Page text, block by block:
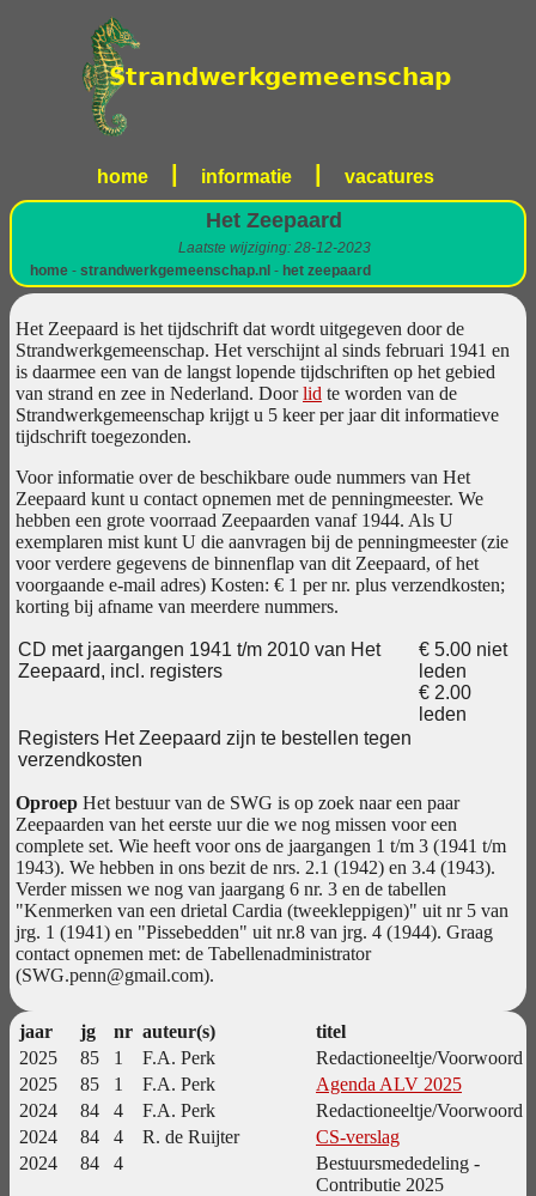
home informatie vacatures
Het Zeepaard
Laatste wijziging: 28-12-2023
home - strandwerkgemeenschap.nl - het zeepaard
Het Zeepaard is het tijdschrift dat wordt uitgegeven door de
Strandwerkgemeenschap. Het verschijnt al sinds februari 1941 en
is daarmee een van de langst lopende tijdschriften op het gebied
van strand en zee in Nederland. Doorlid te worden van de
Strandwerkgemeenschap krijgt u 5 keer per jaar dit informatieve
tijdschrift toegezonden.
Voor informatie over de beschikbare oude nummers van Het
Zeepaard kunt u contact opnemen met de penningmeester. We
hebben een grote voorraad Zeepaarden vanaf 1944. Als U
exemplaren mist kunt U die aanvragen bij de penningmeester (zie
voor verdere gegevens de binnenflap van dit Zeepaard, of het
voorgaande e-mail adres) Kosten: € 1 per nr. plus verzendkosten;
korting bij afname van meerdere nummers.
CD met jaargangen 1941 t/m 2010 van Het
Zeepaard, incl. registers
€ 5.00 niet
leden
€ 2.00
leden
Registers Het Zeepaard zijn te bestellen tegen
verzendkosten
Oproep Het bestuur van de SWG is op zoek naar een paar
Zeepaarden van het eerste uur die we nog missen voor een
complete set. Wie heeft voor ons de jaargangen 1 t/m 3 (1941 t/m
1943). We hebben in ons bezit de nrs. 2.1 (1942) en 3.4 (1943).
Verder missen we nog van jaargang 6 nr. 3 en de tabellen
"Kenmerken van een drietal Cardia (tweekleppigen)" uit nr 5 van
jrg. 1 (1941) en "Pissebedden" uit nr.8 van jrg. 4 (1944). Graag
contact opnemen met: de Tabellenadministrator
(SWG.penn@gmail.com).
jaar jg nr auteur(s)
titel
2025
85 1 F.A. Perk
Redactioneeltje/Voorwoord
2025
85 1 F.A. Perk
Agenda ALV 2025
2024
84 4 F.A. Perk
Redactioneeltje/Voorwoord
2024
84 4 R. de Ruijter
CS-verslag
2024
84 4
Bestuursmededeling -
Contributie 2025